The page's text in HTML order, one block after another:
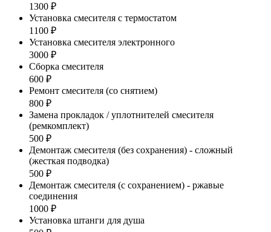
1300 ₽
Установка смесителя с термостатом
1100 ₽
Установка смесителя электронного
3000 ₽
Сборка смесителя
600 ₽
Ремонт смесителя (со снятием)
800 ₽
Замена прокладок / уплотнителей смесителя
(ремкомплект)
500 ₽
Демонтаж смесителя (без сохранения) - сложный
(жесткая подводка)
500 ₽
Демонтаж смесителя (с сохранением) - ржавые
соединения
1000 ₽
Установка штанги для душа